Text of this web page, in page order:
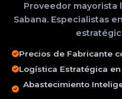
Proveedor mayorista
Sabana. Especialistas
Precios de Fabricante
Logística Estratégica
Abastecimiento